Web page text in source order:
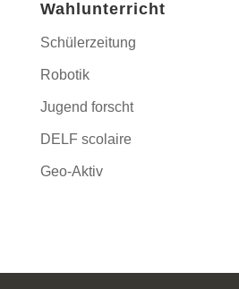
Wahlunterricht
Schülerzeitung
Robotik
Jugend forscht
DELF scolaire
Geo-Aktiv